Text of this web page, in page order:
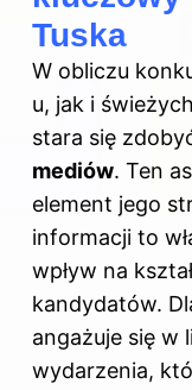
Tuska
W obliczu
u, jak i
stara się
mediów. Ten
element jego
informacji to
wpływ na
kandydatów.
angażuje się w
wydarzenia,